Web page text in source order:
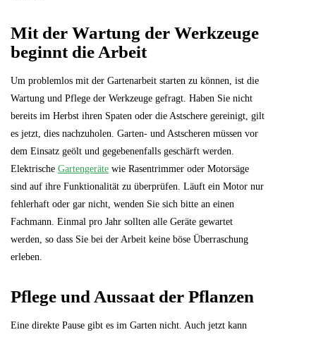
Mit der Wartung der Werkzeuge
beginnt die Arbeit
Um problemlos mit der Gartenarbeit starten zu können, ist die
Wartung und Pflege der Werkzeuge gefragt. Haben Sie nicht
bereits im Herbst ihren Spaten oder die Astschere gereinigt, gilt
es jetzt, dies nachzuholen. Garten- und Astscheren müssen vor
dem Einsatz geölt und gegebenenfalls geschärft werden.
Elektrische Gartengeräte wie Rasentrimmer oder Motorsäge
sind auf ihre Funktionalität zu überprüfen. Läuft ein Motor nur
fehlerhaft oder gar nicht, wenden Sie sich bitte an einen
Fachmann. Einmal pro Jahr sollten alle Geräte gewartet
werden, so dass Sie bei der Arbeit keine böse Überraschung
erleben.
Pflege und Aussaat der Pflanzen
Eine direkte Pause gibt es im Garten nicht. Auch jetzt kann